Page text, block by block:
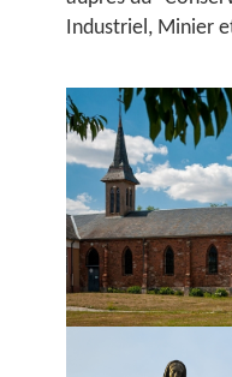
Industriel, Minier